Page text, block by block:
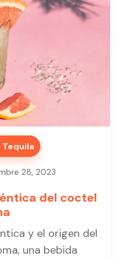
Tequila
28, 2023
del coctel
y el origen del
una bebida